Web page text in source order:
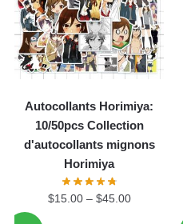
Autocollants Horimiya:
10/50pcs Collection
d'autocollants mignons
Horimiya
$15.00– $45.00